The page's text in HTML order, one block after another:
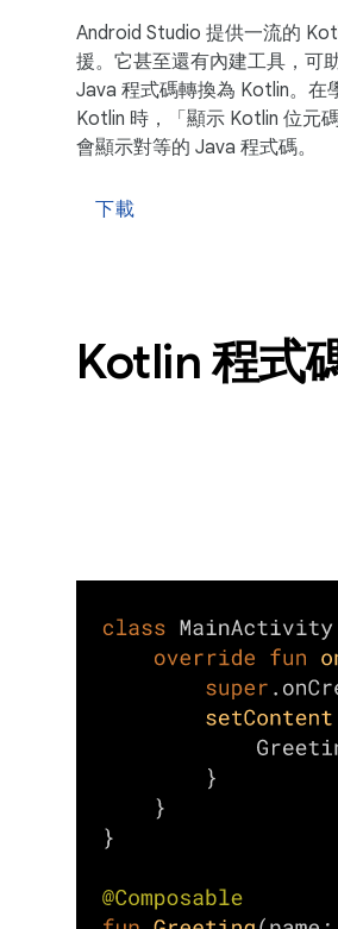
Android Studio 提供一流的
援。它甚至還有內建工具，可
Java 程式碼轉換為 Kotlin。在
Kotlin 時，「顯示 Kotlin 位元
會顯示對等的 Java 程式碼。
下載
Kotlin 程式